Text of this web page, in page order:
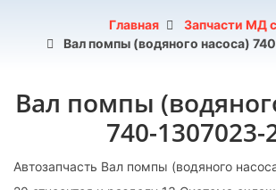
Главная
Запчасти МД
Вал помпы (водяного насоса)
Вал помпы
740-1307023-
Автозапчасть Вал помпы (водяного